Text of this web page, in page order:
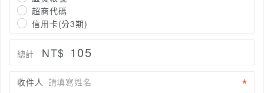
超商代碼
信用卡(分3期)
總計 NT$ 105
收件人 請填寫姓名